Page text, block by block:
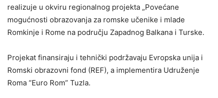
realizuje u okviru regionalnog projekta „Povećane
mogućnosti obrazovanja za romske učenike i mlade
Romkinje i Rome na području Zapadnog Balkana i Turske.
Projekat finansiraju i tehnički podržavaju Evropska unija i
Romski obrazovni fond (REF), a implementira Udruženje
Roma “Euro Rom” Tuzla.